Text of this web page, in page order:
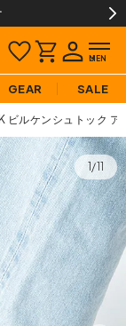
GEAR SALE
ビルケンシュトック ア
1/11